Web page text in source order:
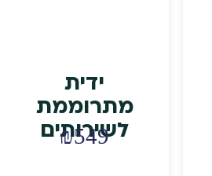
ידית
מתרוממת
לשירותים
₪549